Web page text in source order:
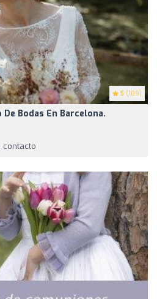
5 (109)
Bodas En Barcelona.
contacto